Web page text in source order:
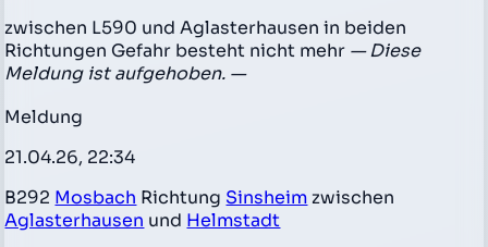
zwischen L590 und Aglasterhausen in beiden
Richtungen Gefahr besteht nicht mehr — Diese
Meldung ist aufgehoben. —
Meldung
21.04.26, 22:34
B292 Mosbach Richtung Sinsheim zwischen
Aglasterhausen und Helmstadt